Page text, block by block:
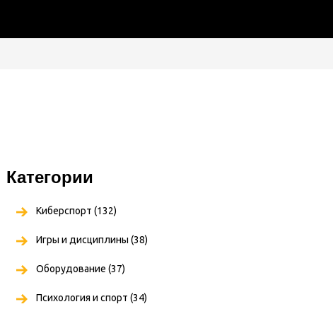
Категории
Киберспорт (132)
Игры и дисциплины (38)
Оборудование (37)
Психология и спорт (34)